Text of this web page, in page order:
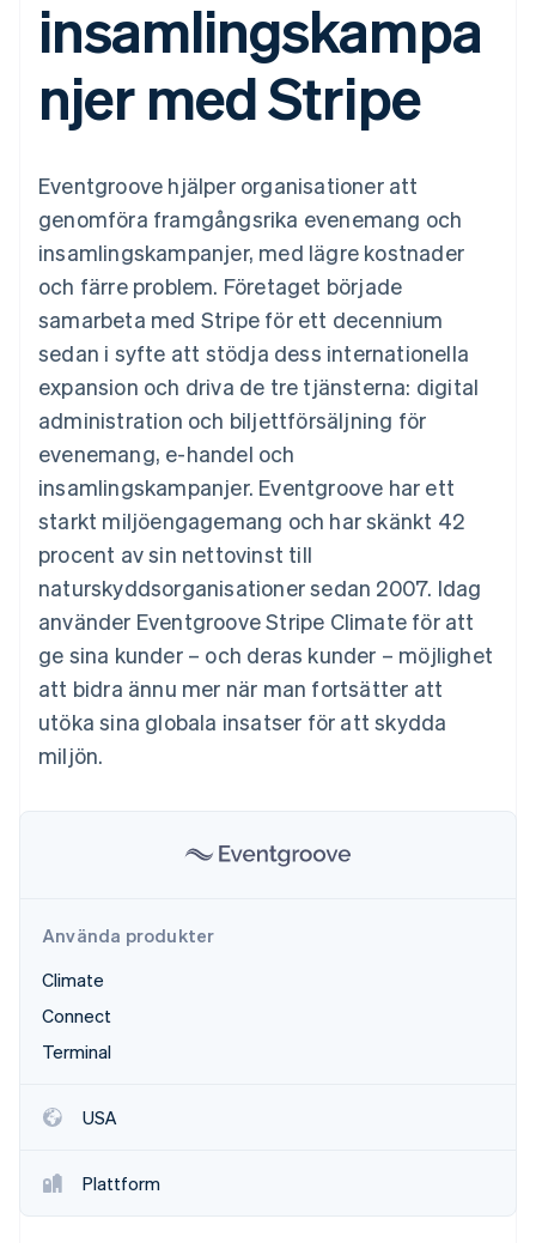
Link
Accelererad kassaprocess
Länkade finanskontodata
Recognition
Automatiserad
redovisning
Stripe Sigma
Anpassade
rapporter
Mer
Product roadmap
Se vad som kommer härnäst
Radar
Bedrägeribekämpning
Atlas
Bolagsbildning för startups
Climate
Koldioxidinfångning
Identity
Identitetsverifiering online
Stripe Sessions 2026
Se hur Stripe bygger den ekonomiska
Titta nu
Plattformar
SaaS
AI-företag
Kreatörsekonomi
Spel
Besöksnäring, resor
och fritid
Försäkringsbolag
Media och
underhållning
Ideella organisationer
Professionella tjänster
Offentlig sektor
Detaljhandel
Partner
Stripe App Marketplace
Erbjud
användningsbaserad
fakturering
Utfärda stablecoin-
stödda kort
Tillhandahåll och
Resurser
Appintegrationer
Kodexempel
Utvecklarblogg
API-status
Företag
Produktplan
Sessions årliga
konferens
Karriärer
Kontakt
Kontakta säljteamet
Bli partner
insamlingskampa
njer med Stripe
Eventgroove hjälper organisationer att
genomföra framgångsrika evenemang och
insamlingskampanjer, med lägre kostnader
och färre problem. Företaget började
samarbeta med Stripe för ett decennium
sedan i syfte att stödja dess internationella
expansion och driva de tre tjänsterna: digital
administration och biljettförsäljning för
evenemang, e-handel och
insamlingskampanjer. Eventgroove har ett
starkt miljöengagemang och har skänkt 42
procent av sin nettovinst till
naturskyddsorganisationer sedan 2007. Idag
använder Eventgroove Stripe Climate för att
ge sina kunder – och deras kunder – möjlighet
att bidra ännu mer när man fortsätter att
utöka sina globala insatser för att skydda
miljön.
Använda produkter
Climate
Connect
Terminal
USA
Plattform